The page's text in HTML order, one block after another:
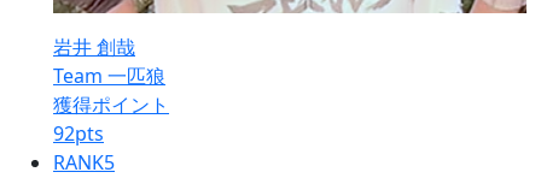
岩井 創哉
Team 一匹狼
獲得ポイント
92pts
RANK5